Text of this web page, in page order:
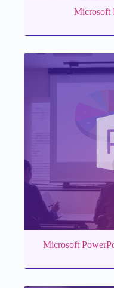
Microsoft
Microsoft